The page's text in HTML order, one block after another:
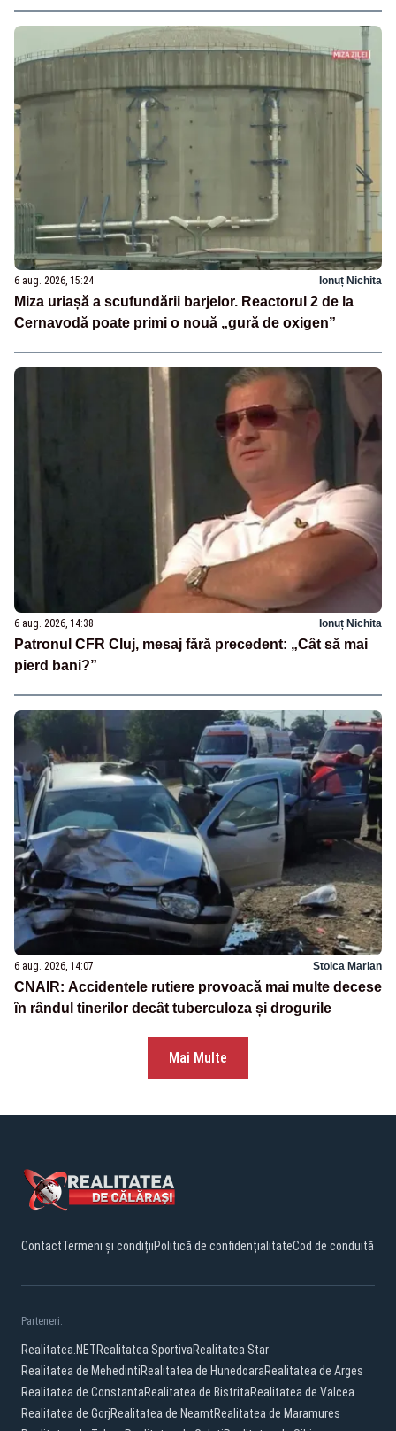
6 aug. 2026, 15:24 Ionuț Nichita
Miza uriașă a scufundării barjelor. Reactorul 2 de la
Cernavodă poate primi o nouă „gură de oxigen”
6 aug. 2026, 14:38 Ionuț Nichita
Patronul CFR Cluj, mesaj fără precedent: „Cât să mai
pierd bani?”
6 aug. 2026, 14:07 Stoica Marian
CNAIR: Accidentele rutiere provoacă mai multe decese
în rândul tinerilor decât tuberculoza și drogurile
Mai Multe
ContactTermeni și condițiiPolitică de confidențialitateCod de conduită
Parteneri:
Realitatea.NETRealitatea SportivaRealitatea Star
Realitatea de MehedintiRealitatea de HunedoaraRealitatea de Arges
Realitatea de ConstantaRealitatea de BistritaRealitatea de Valcea
Realitatea de GorjRealitatea de NeamtRealitatea de Maramures